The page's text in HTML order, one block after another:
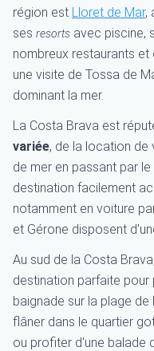
région est Lloret de Mar,
ses resorts avec piscine,
nombreux restaurants
une visite de Tossa de
dominant la mer.
La Costa Brava est
variée, de la location de
de mer en passant par
destination facilement
notamment en voiture
et Gérone disposent
Au sud de la Costa
destination parfaite pour
baignade sur la plage
flâner dans le quartier
ou profiter d'une balade